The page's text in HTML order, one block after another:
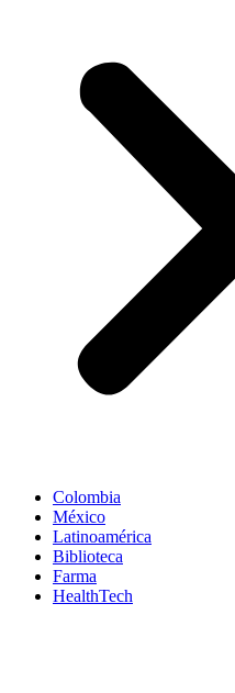
Colombia
México
Latinoamérica
Biblioteca
Farma
HealthTech